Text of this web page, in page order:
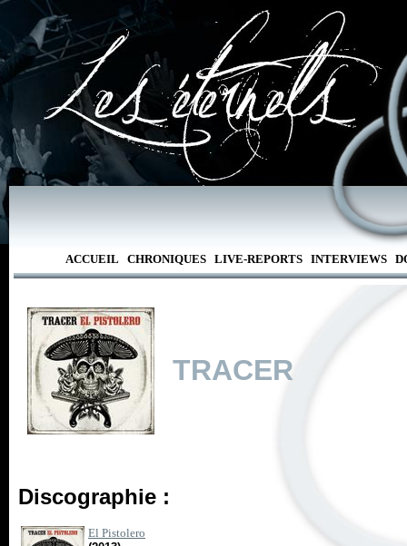
ACCUEIL CHRONIQUES LIVE-REPORTS INTERVIEWS
TRACER
Discographie :
El Pistolero